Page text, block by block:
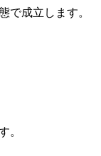
で成立します。
。